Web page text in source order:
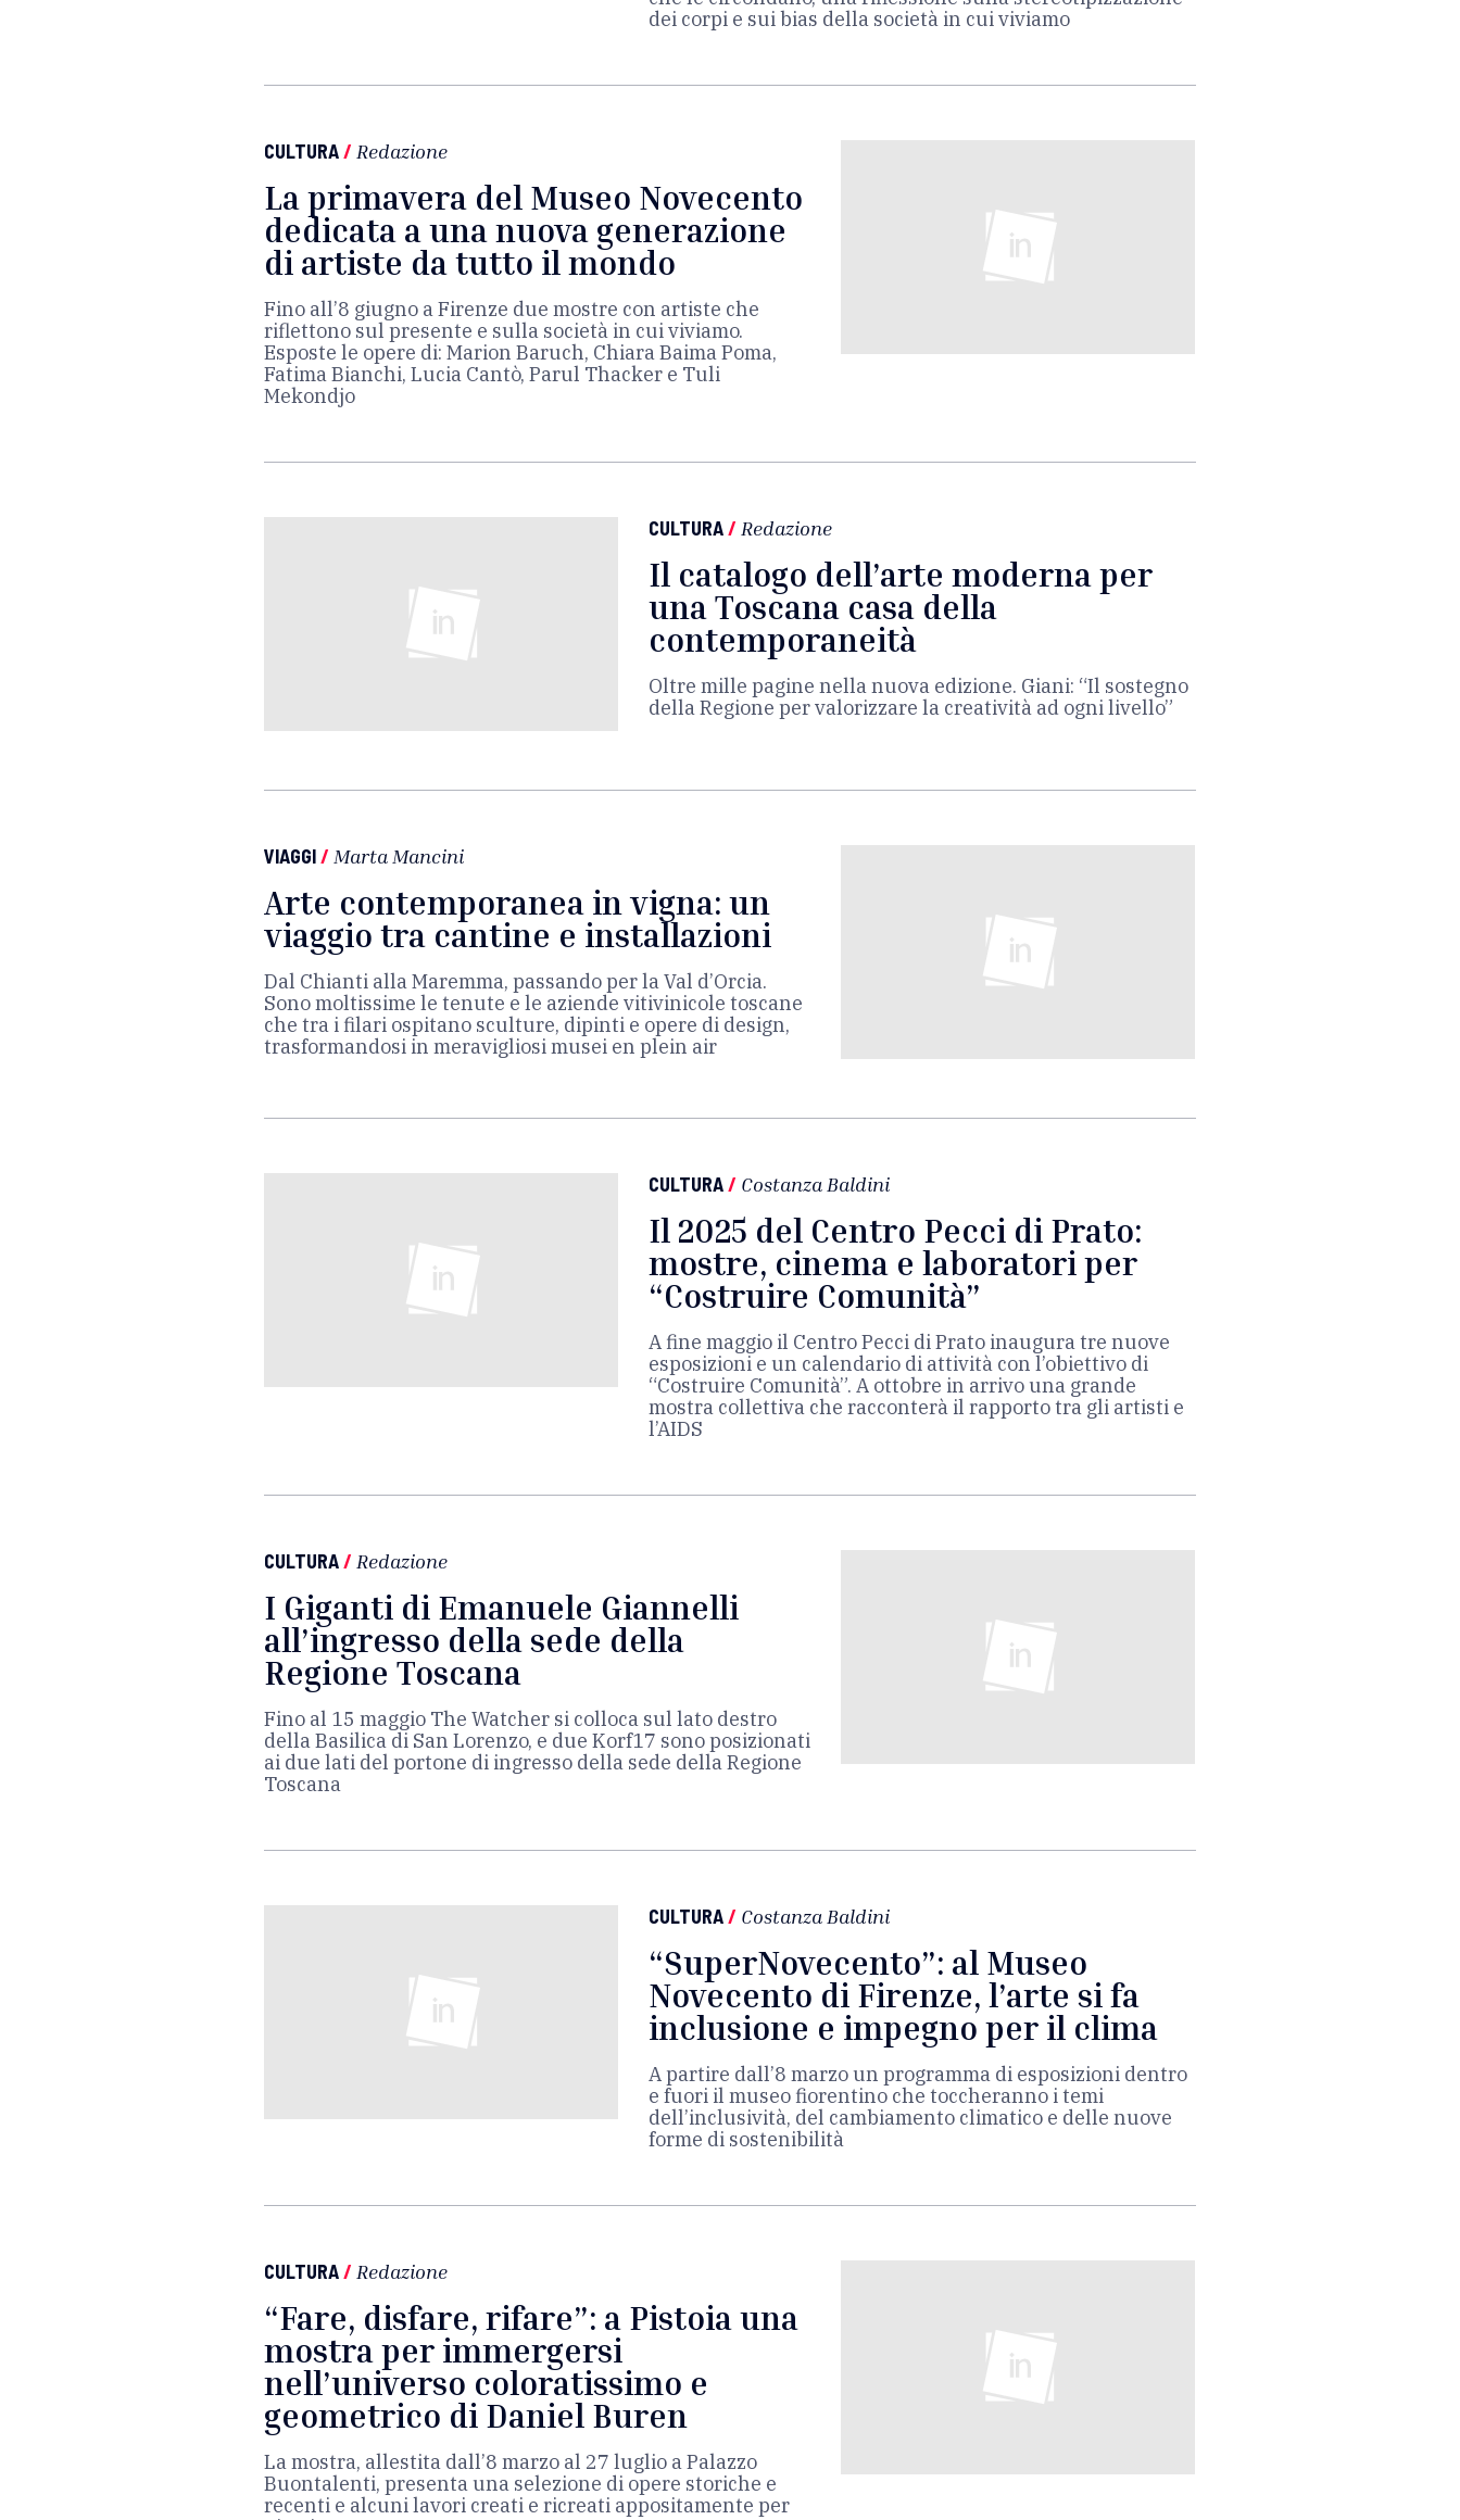
dei corpi e sui bias della società in cui viviamo
CULTURA/ Redazione
La primavera del Museo Novecento
dedicata a una nuova generazione
di artiste da tutto il mondo
Fino all’8 giugno a Firenze due mostre con artiste che
riflettono sul presente e sulla società in cui viviamo.
Esposte le opere di: Marion Baruch, Chiara Baima Poma,
Fatima Bianchi, Lucia Cantò, Parul Thacker e Tuli
Mekondjo
CULTURA/ Redazione
Il catalogo dell’arte moderna per
una Toscana casa della
contemporaneità
Oltre mille pagine nella nuova edizione. Giani: “Il sostegno
della Regione per valorizzare la creatività ad ogni livello”
VIAGGI/ Marta Mancini
Arte contemporanea in vigna: un
viaggio tra cantine e installazioni
Dal Chianti alla Maremma, passando per la Val d’Orcia.
Sono moltissime le tenute e le aziende vitivinicole toscane
che tra i filari ospitano sculture, dipinti e opere di design,
trasformandosi in meravigliosi musei en plein air
CULTURA/ Costanza Baldini
Il 2025 del Centro Pecci di Prato:
mostre, cinema e laboratori per
“Costruire Comunità”
A fine maggio il Centro Pecci di Prato inaugura tre nuove
esposizioni e un calendario di attività con l’obiettivo di
“Costruire Comunità”. A ottobre in arrivo una grande
mostra collettiva che racconterà il rapporto tra gli artisti e
l’AIDS
CULTURA/ Redazione
I Giganti di Emanuele Giannelli
all’ingresso della sede della
Regione Toscana
Fino al 15 maggio The Watcher si colloca sul lato destro
della Basilica di San Lorenzo, e due Korf17 sono posizionati
ai due lati del portone di ingresso della sede della Regione
Toscana
CULTURA/ Costanza Baldini
“SuperNovecento”: al Museo
Novecento di Firenze, l’arte si fa
inclusione e impegno per il clima
A partire dall’8 marzo un programma di esposizioni dentro
e fuori il museo fiorentino che toccheranno i temi
dell’inclusività, del cambiamento climatico e delle nuove
forme di sostenibilità
CULTURA/ Redazione
“Fare, disfare, rifare”: a Pistoia una
mostra per immergersi
nell’universo coloratissimo e
geometrico di Daniel Buren
La mostra, allestita dall’8 marzo al 27 luglio a Palazzo
Buontalenti, presenta una selezione di opere storiche e
recenti e alcuni lavori creati e ricreati appositamente per